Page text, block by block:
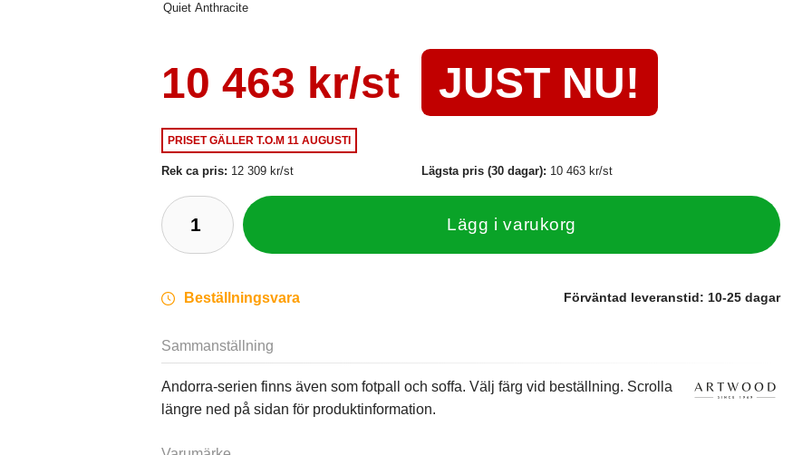
Quiet Anthracite
10 463 kr/st JUST NU!
PRISET GÄLLERT.O.M 11 AUGUSTI
Rek ca pris: 12 309 kr/st Lägsta pris (30 dagar): 10 463 kr/st
Lägg i varukorg
Beställningsvara Förväntad leveranstid: 10-25 dagar
Sammanställning
Andorra-serien finns även som fotpall och soffa. Välj färg vid beställning. Scrolla
längre ned på sidan för produktinformation.